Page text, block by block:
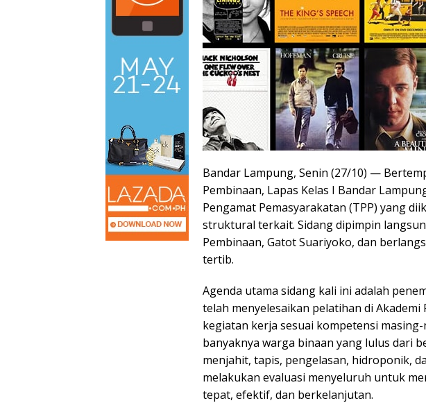
Bandar Lampung, Senin (27/10) —
Pembinaan, Lapas Kelas I Bandar
Pengamat Pemasyarakatan (TPP) yang
struktural terkait. Sidang dipimpin
Pembinaan, Gatot Suariyoko, dan
tertib.
Agenda utama sidang kali ini adalah
telah menyelesaikan pelatihan di Akademi
kegiatan kerja sesuai kompetensi
banyaknya warga binaan yang lulus dari
menjahit, tapis, pengelasan, hidroponik,
melakukan evaluasi menyeluruh untuk
tepat, efektif, dan berkelanjutan.